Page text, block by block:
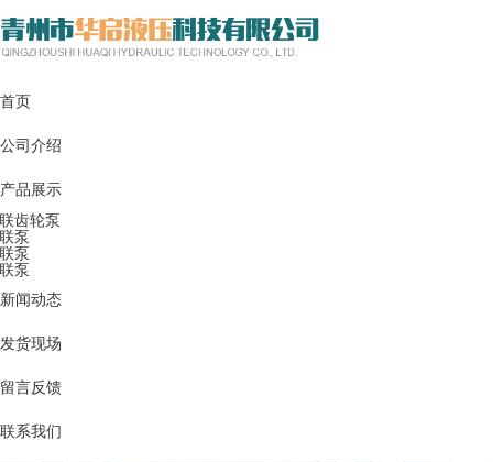
首页
公司介绍
产品展示
齿轮泵
泵
泵
泵
新闻动态
发货现场
留言反馈
联系我们